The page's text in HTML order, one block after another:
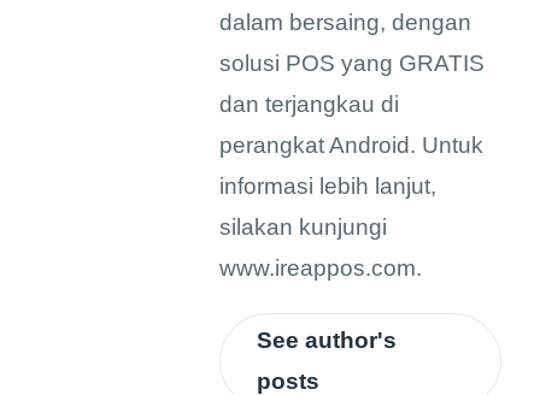
dalam bersaing, dengan
solusi POS yang GRATIS
dan terjangkau di
perangkat Android. Untuk
informasi lebih lanjut,
silakan kunjungi
www.ireappos.com.
See author's
posts